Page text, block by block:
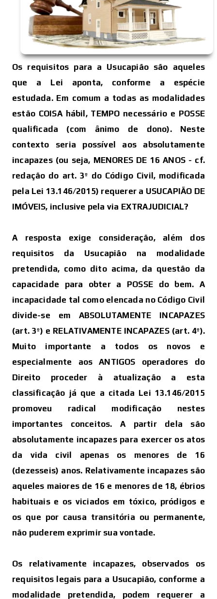
Os requisitos para a Usucapião são aqueles
que a Lei aponta, conforme a espécie
estudada. Em comum a todas as modalidades
estão COISA hábil, TEMPO necessário e POSSE
qualificada (com ânimo de dono). Neste
contexto seria possível aos absolutamente
incapazes (ou seja, MENORES DE 16 ANOS - cf.
redação do art.3º do Código Civil , modificada
pela Lei 13.146/2015) requerer a USUCAPIÃO DE
IMÓVEIS, inclusive pela via EXTRAJUDICIAL?
A resposta exige consideração, além dos
requisitos da Usucapião na modalidade
pretendida, como dito acima, da questão da
capacidade para obter a POSSE do bem. A
incapacidade tal como elencada no Código Civil
divide-se em ABSOLUTAMENTE INCAPAZES
(art. 3º) e RELATIVAMENTE INCAPAZES (art. 4º).
Muito importante a todos os novos e
especialmente aos ANTIGOS operadores do
Direito proceder à atualização a esta
classificação já que a citada Lei 13.146/2015
promoveu radical modificação nestes
importantes conceitos. A partir dela são
absolutamente incapazes para exercer os atos
da vida civil apenas os menores de 16
(dezesseis) anos. Relativamente incapazes são
aqueles maiores de 16 e menores de 18, ébrios
habituais e os viciados em tóxico, pródigos e
os que por causa transitória ou permanente,
não puderem exprimir sua vontade.
Os relativamente incapazes, observados os
requisitos legais para a Usucapião, conforme a
modalidade pretendida, podem requerer a